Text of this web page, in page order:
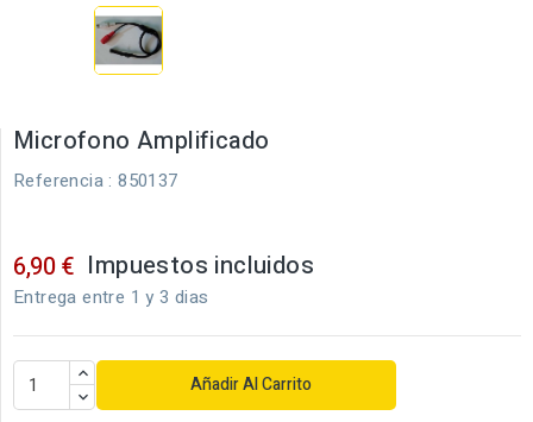
Microfono Amplificado
Referencia : 850137
6,90 € Impuestos incluidos
Entrega entre 1 y 3 dias
Añadir Al Carrito